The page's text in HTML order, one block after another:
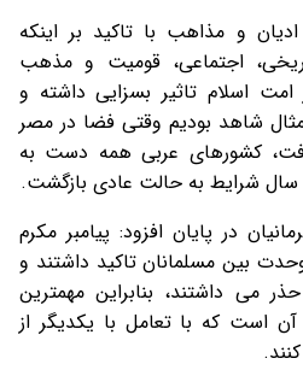
و مذاهب با تاکید بر اینکه
اجتماعی، قومیت و مذهب
اسلام تاثیر بسزایی داشته و
مثال شاهد بودیم وقتی فضا در مصر
کشورهای عربی همه دست به
شرایط به حالت عادی بازگشت.
در پایان افزود: پیامبر مکرم
بین مسلمانان تاکید داشتند و
می داشتند، بنابراین مهمترین
است که با تعامل با یکدیگر از